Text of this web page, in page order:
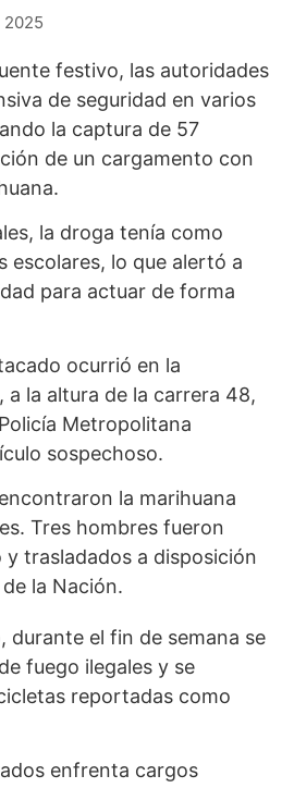
2025
festivo, las autoridades
de seguridad en varios
la captura de 57
de un cargamento con
la droga tenía como
escolares, lo que alertó a
para actuar de forma
ocurrió en la
a la altura de la carrera 48,
Metropolitana
sospechoso.
la marihuana
Tres hombres fueron
trasladados a disposición
la Nación.
durante el fin de semana se
fuego ilegales y se
reportadas como
enfrenta cargos